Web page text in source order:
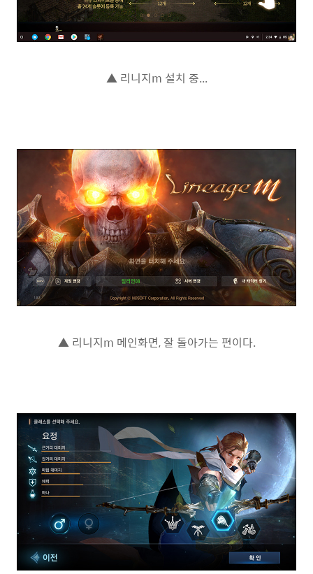
▲ 리니지m 설치 중...
▲ 리니지m 메인화면, 잘 돌아가는 편이다.